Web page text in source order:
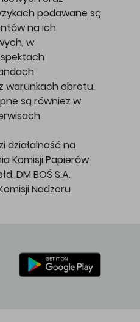
podawane są
na ich
w
warunkach obrotu.
są również w
działalność na
Komisji Papierów
DM BOŚ S.A.
Nadzoru